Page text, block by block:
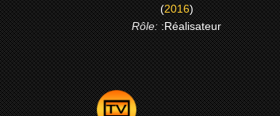
(2016)
Rôle::Réalisateur